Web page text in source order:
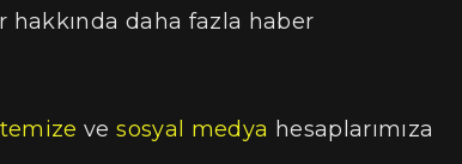
hakkında daha fazla haber
vesosyal medya hesaplarımıza